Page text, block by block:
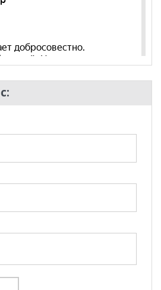
для интернет-магазина
в розничных магазинах-